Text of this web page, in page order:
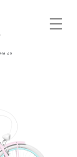
26”